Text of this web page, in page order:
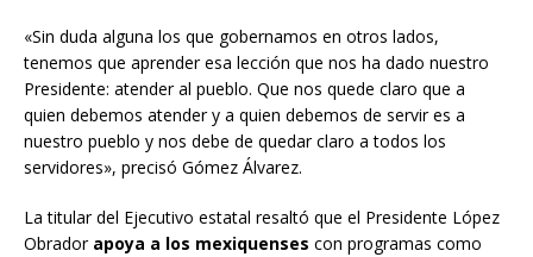
«Sin duda alguna los que gobernamos en otros lados,
tenemos que aprender esa lección que nos ha dado nuestro
Presidente: atender al pueblo. Que nos quede claro que a
quien debemos atender y a quien debemos de servir es a
nuestro pueblo y nos debe de quedar claro a todos los
servidores», precisó Gómez Álvarez.
La titular del Ejecutivo estatal resaltó que el Presidente López
Obrador apoya a los mexiquenses con programas como